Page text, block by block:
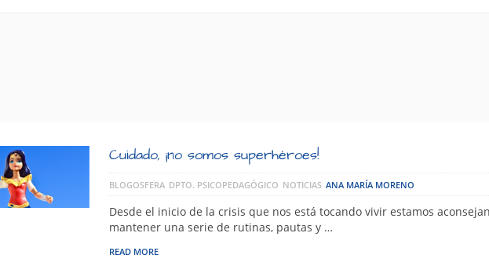
Cuidado, ¡no somos superhéroes!
BLOGOSFERA DPTO. PSICOPEDAGÓGICO NOTICIAS ANA MARÍA MORENO
Desde el inicio de la crisis que nos está tocando vivir estamos
mantener una serie de rutinas, pautas y …
READ MORE